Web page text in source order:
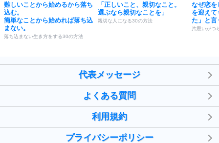
難しいことから始めるから落ち
込む。
簡単なことから始めれば落ち込
まない。
落ち込まない生き方をする30の方法
「正しいこと、親切なこと。
選ぶなら親切なことを」
親切な人になる30の方法
なぜ恋を
を迎えて
た」と言
片思いがつ
代表メッセージ
よくある質問
利用規約
プライバシーポリシー